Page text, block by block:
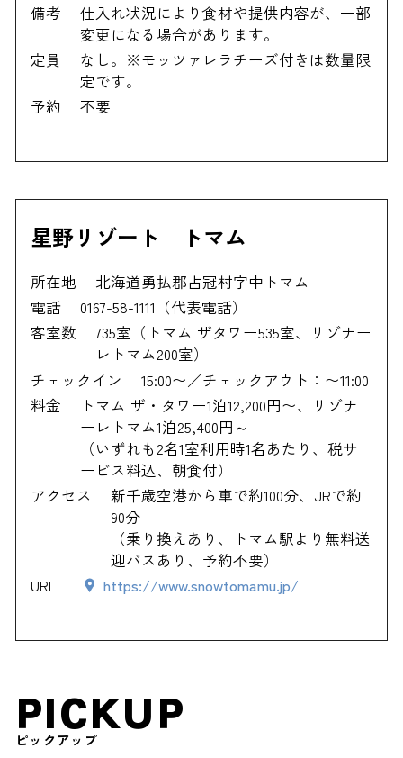
備考
仕入れ状況により食材や提供内容が、一部
変更になる場合があります。
定員
なし。※モッツァレラチーズ付きは数量限
定です。
予約
不要
星野リゾート トマム
所在地
北海道勇払郡占冠村字中トマム
電話
0167-58-1111（代表電話）
客室数
735室（トマム ザタワー535室、リゾナー
レトマム200室）
チェックイン
15:00〜／チェックアウト：〜11:00
料金
トマム ザ・タワー1泊12,200円〜、リゾナ
ーレトマム1泊25,400円～
（いずれも2名1室利用時1名あたり、税サ
ービス料込、朝食付）
アクセス
新千歳空港から車で約100分、JRで約
90分
（乗り換えあり、トマム駅より無料送
迎バスあり、予約不要）
URL
https://www.snowtomamu.jp/
PICKUP
ピックアップ